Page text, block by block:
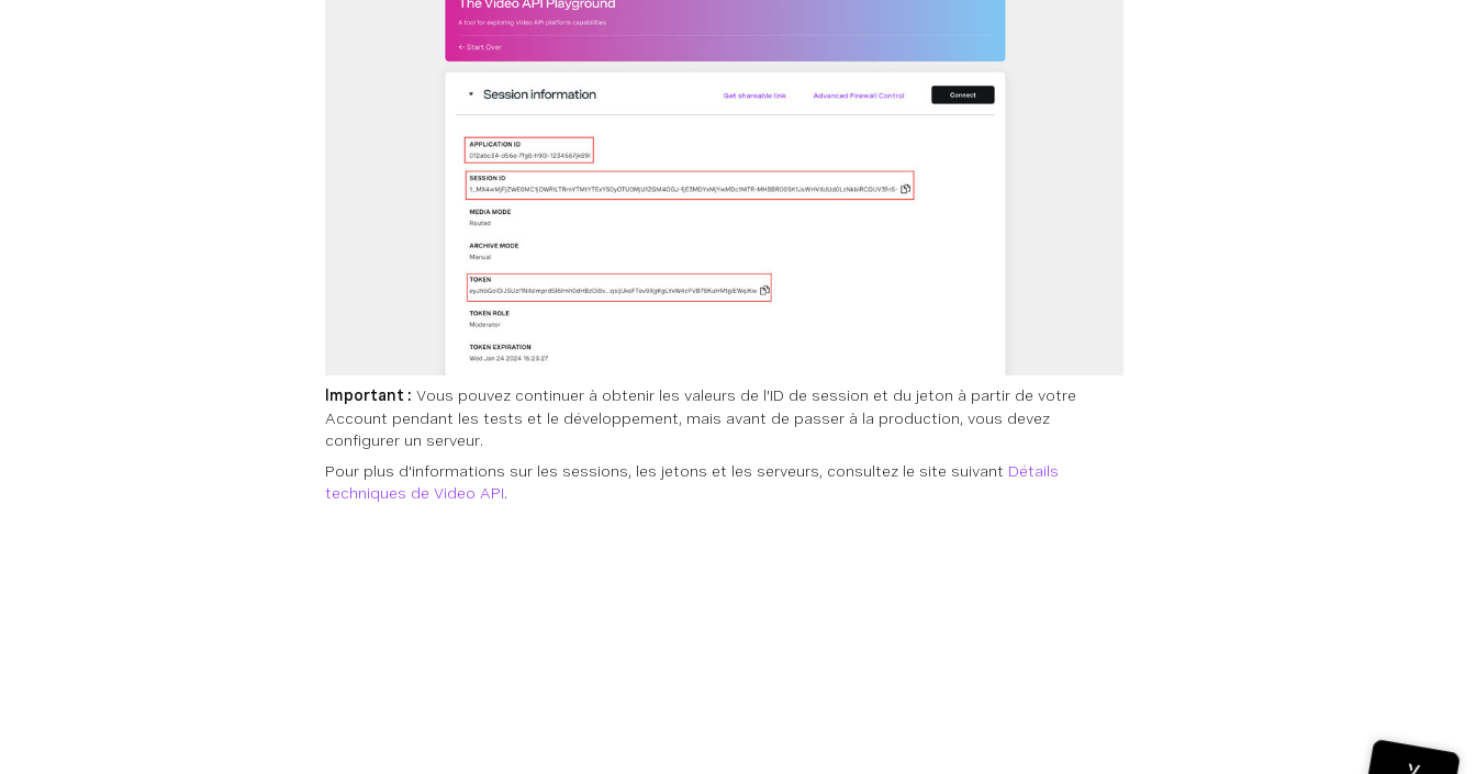
Important : Vous pouvez continuer à obtenir les valeurs de l'ID de session et du jeton à partir de votre
Account pendant les tests et le développement, mais avant de passer à la production, vous devez
configurer un serveur.
Pour plus d'informations sur les sessions, les jetons et les serveurs, consultez le site suivant Détails
techniques de Video API.